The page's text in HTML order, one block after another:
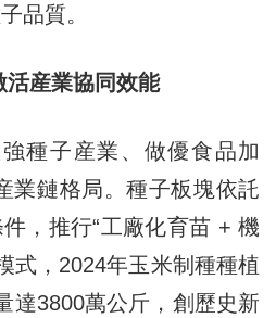
品質。​
産業協同效能​
子産業、做優食品加
業鏈格局。種子板塊依託
，推行“工廠化育苗 + 機
式，2024年玉米制種種植
達3800萬公斤，創歷史新